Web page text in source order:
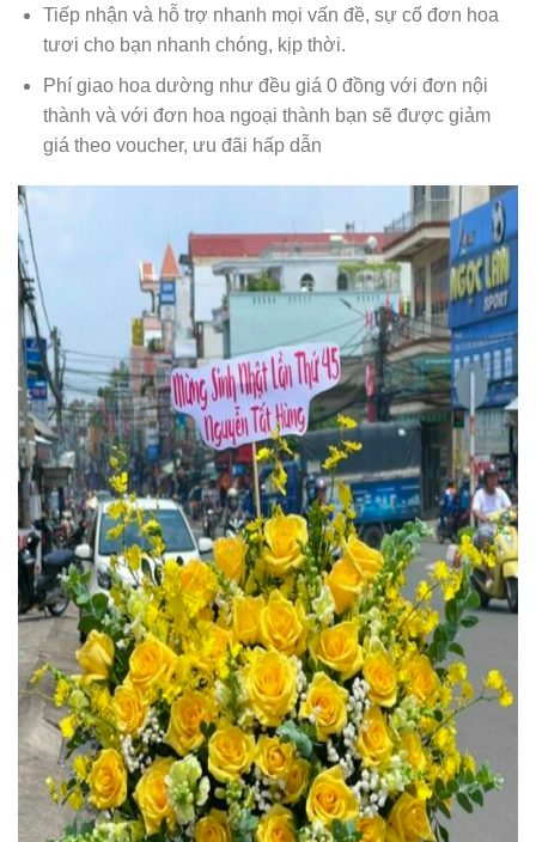
Tiếp nhận và hỗ trợ nhanh mọi vấn đề, sự cố đơn hoa
tươi cho bạn nhanh chóng, kịp thời.
Phí giao hoa dường như đều giá 0 đồng với đơn nội
thành và với đơn hoa ngoại thành bạn sẽ được giảm
giá theo voucher, ưu đãi hấp dẫn